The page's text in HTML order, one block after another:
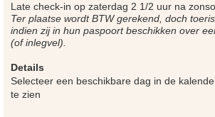
Late check-in op zaterdag 2 1/2 uur na
Ter plaatse wordt BTW gerekend, doch
indien zij in hun paspoort beschikken over
(of inlegvel).
Details
Selecteer een beschikbare dag in de
te zien